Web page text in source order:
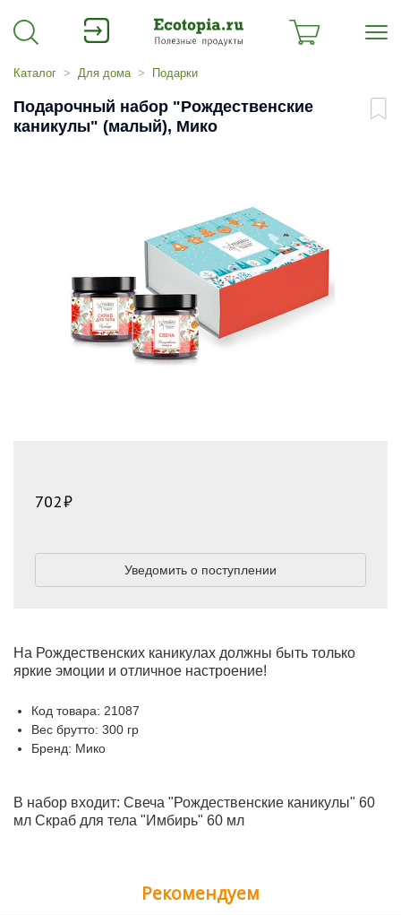
Каталог Для дома Подарки
Подарочный набор "Рождественские
каникулы" (малый), Мико
На Рождественских каникулах должны быть только
яркие эмоции и отличное настроение!
Код товара: 21087
Вес брутто: 300 гр
Бренд: Мико
702
Уведомить о поступлении
В набор входит: Свеча "Рождественские каникулы" 60
мл Скраб для тела "Имбирь" 60 мл
Рекомендуем